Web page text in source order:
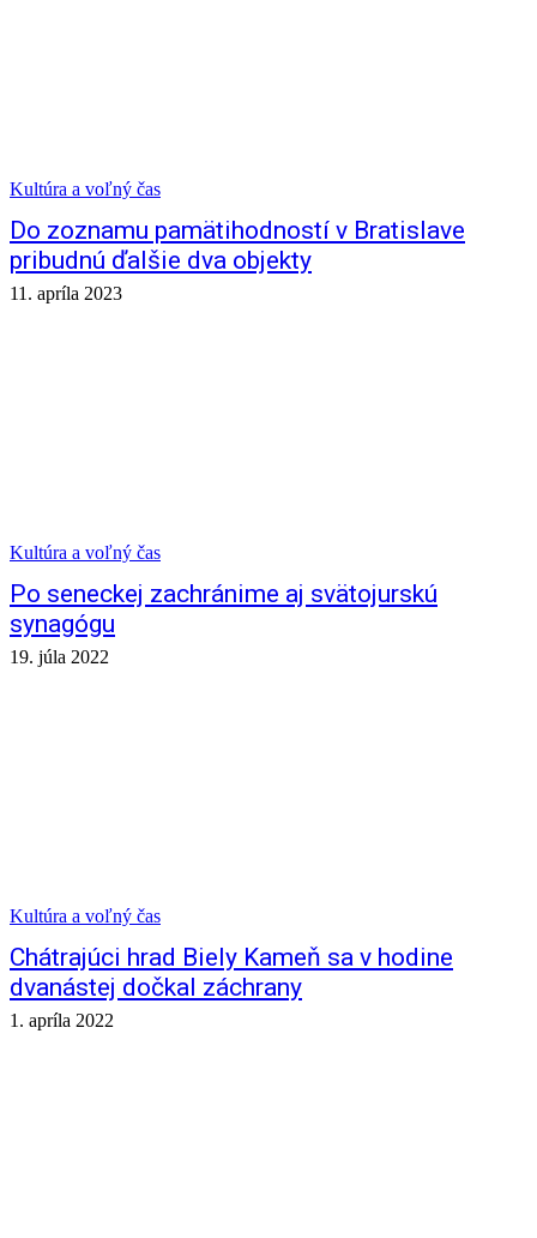
Kultúra a voľný čas
Do zoznamu pamätihodností v Bratislave
pribudnú ďalšie dva objekty
11. apríla 2023
Kultúra a voľný čas
Po seneckej zachránime aj svätojurskú
synagógu
19. júla 2022
Kultúra a voľný čas
Chátrajúci hrad Biely Kameň sa v hodine
dvanástej dočkal záchrany
1. apríla 2022